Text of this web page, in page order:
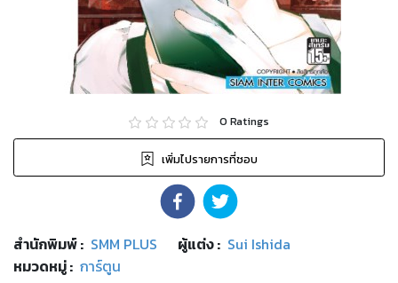
0 Ratings
เพิ่มไปรายการที่ชอบ
สำนักพิมพ์: SMM PLUS ผู้แต่ง : Sui Ishida
หมวดหมู่: การ์ตูน